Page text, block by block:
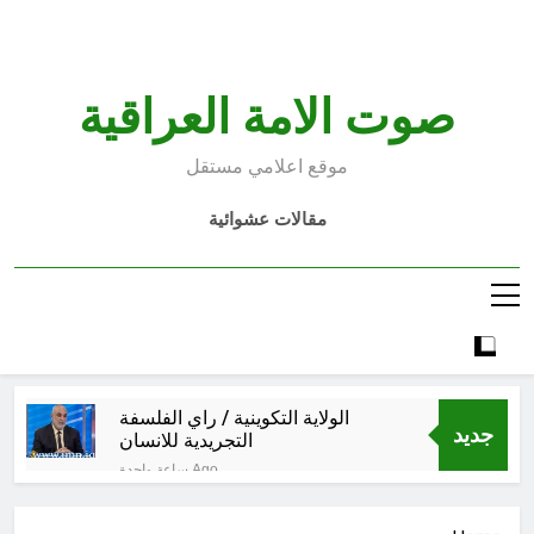
صوت الامة العراقية
موقع اعلامي مستقل
مقالات عشوائية
جديد
الولاية التكوينية / راي الفلسفة
التجريدية للانسان
ساعة واحدة Ago